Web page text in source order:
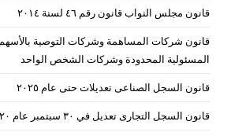
قانون مجلس النواب قانون رقم ٤٦ لسنة ٢٠١٤
قانون شركات المساهمة وشركات التوصية
المسئولية المحدودة وشركات الشخص الواحد
قانون السجل الصناعى تعديلات حتى عام ٢٠٢٥
قانون السجل التجارى تعديل في ٣٠ سبتمبر عام ٢٠٢٠